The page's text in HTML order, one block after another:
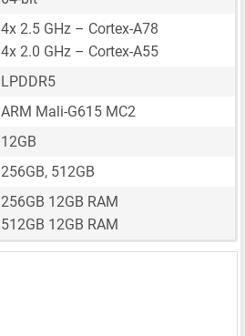
4x 2.5 GHz – Cortex-A78
4x 2.0 GHz – Cortex-A55
LPDDR5
ARM Mali-G615 MC2
12GB
256GB, 512GB
256GB 12GB RAM
512GB 12GB RAM